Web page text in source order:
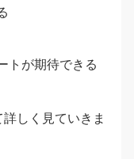
トが期待できる
しく見ていきま